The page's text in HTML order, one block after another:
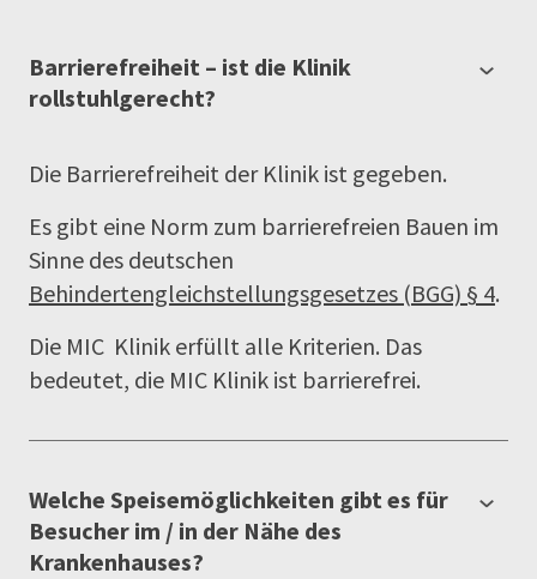
Barrierefreiheit – ist die Klinik
rollstuhlgerecht?
Die Barrierefreiheit der Klinik ist gegeben.
Es gibt eine Norm zum barrierefreien Bauen im
Sinne des deutschen
Behindertengleichstellungsgesetzes (BGG) § 4.
Die MIC Klinik erfüllt alle Kriterien. Das
bedeutet, die MIC Klinik ist barrierefrei.
Welche Speisemöglichkeiten gibt es für
Besucher im / in der Nähe des
Krankenhauses?